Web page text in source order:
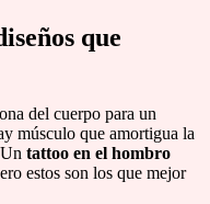
que
del cuerpo para un
músculo que amortigua la
tattoo en el hombro
estos son los que mejor